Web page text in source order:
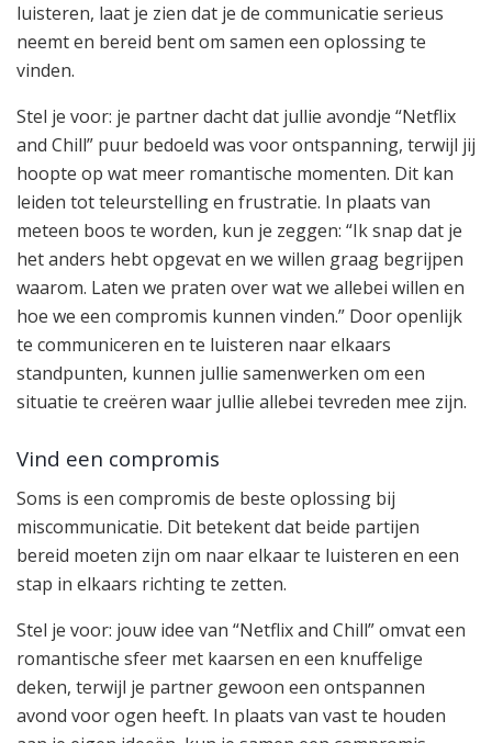
luisteren, laat je zien dat je de communicatie serieus
neemt en bereid bent om samen een oplossing te
vinden.
Stel je voor: je partner dacht dat jullie avondje “Netflix
and Chill” puur bedoeld was voor ontspanning, terwijl jij
hoopte op wat meer romantische momenten. Dit kan
leiden tot teleurstelling en frustratie. In plaats van
meteen boos te worden, kun je zeggen: “Ik snap dat je
het anders hebt opgevat en we willen graag begrijpen
waarom. Laten we praten over wat we allebei willen en
hoe we een compromis kunnen vinden.” Door openlijk
te communiceren en te luisteren naar elkaars
standpunten, kunnen jullie samenwerken om een
situatie te creëren waar jullie allebei tevreden mee zijn.
Vind een compromis
Soms is een compromis de beste oplossing bij
miscommunicatie. Dit betekent dat beide partijen
bereid moeten zijn om naar elkaar te luisteren en een
stap in elkaars richting te zetten.
Stel je voor: jouw idee van “Netflix and Chill” omvat een
romantische sfeer met kaarsen en een knuffelige
deken, terwijl je partner gewoon een ontspannen
avond voor ogen heeft. In plaats van vast te houden